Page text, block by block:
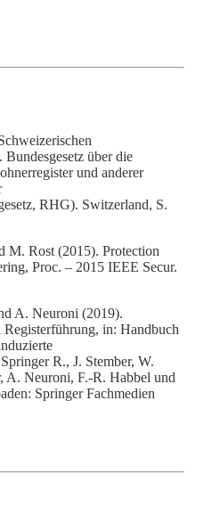
Bundesgesetz über die
und anderer
RHG). Switzerland, S.
M. Rost (2015). Protection
Proc. – 2015 IEEE Secur.
A. Neuroni (2019).
in: Handbuch
R., J. Stember, W.
A. Neuroni, F.-R. Habbel und
Springer Fachmedien